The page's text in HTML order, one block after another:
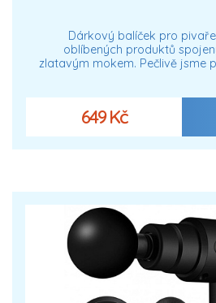
Dárkový balíček pro
oblíbených produktů
zlatavým mokem. Pečlivě jsme
649 Kč